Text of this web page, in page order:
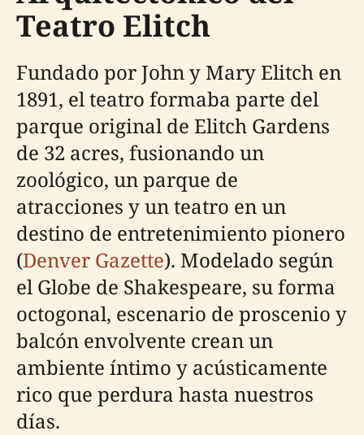
Teatro Elitch
Fundado por John y Mary Elitch en
1891, el teatro formaba parte del
parque original de Elitch Gardens
de 32 acres, fusionando un
zoológico, un parque de
atracciones y un teatro en un
destino de entretenimiento pionero
(Denver Gazette). Modelado según
el Globe de Shakespeare, su forma
octogonal, escenario de proscenio y
balcón envolvente crean un
ambiente íntimo y acústicamente
rico que perdura hasta nuestros
días.